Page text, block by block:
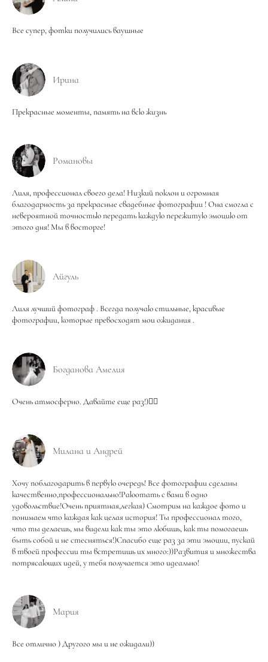
Все супер, фотки получились ваушные
Ирина
Прекрасные моменты, память на всю жизнь
Романовы
Лиля, профессионал своего дела! Низкий поклон и огромная
благодарность за прекрасные свадебные фотографии ! Она смогла с
невероятной точностью передать каждую пережитую эмоцию от
этого дня! Мы в восторге!
Айгуль
Лиля лучший фотограф . Всегда получаю стильные, красивые
фотографии, которые превосходят мои ожидания .
Богданова Амелия
Очень атмосферно. Давайте еще раз!)❤️‍🔥
Милана и Андрей
Хочу поблагодарить в первую очередь! Все фотографии сделаны
качественно,профессионально!Раюотать с вами в одно
удовольствие!Очень приятная,легкая) Смотрим на каждое фото и
понимаем что каждая как целая история! Ты профессионал того,
что ты делаешь, мы видели как ты это любишь, как ты помогаешь
быть собой и не стесняться!)Спасибо еще раз за эти эмоции, пускай
в твоей профессии ты встретишь их много:))Развития и множества
потрясающих идей, у тебя получается это идеально!
Мария
Все отлично ) Другого мы и не ожидали))